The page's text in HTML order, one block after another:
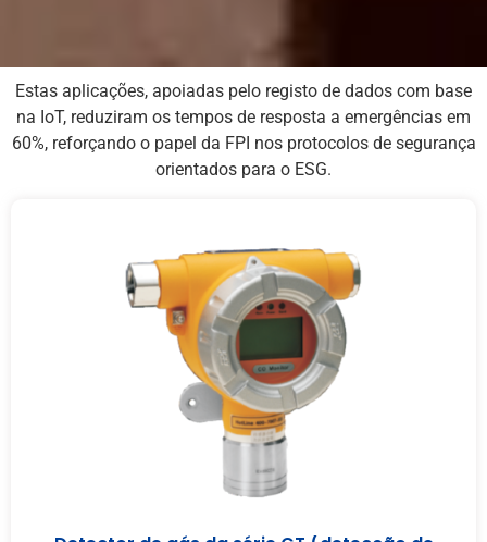
Estas aplicações, apoiadas pelo registo de dados com base
na IoT, reduziram os tempos de resposta a emergências em
60%, reforçando o papel da FPI nos protocolos de segurança
orientados para o ESG.